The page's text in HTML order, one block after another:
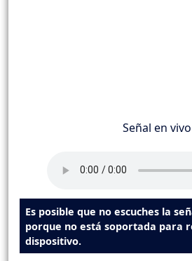
Señal en vivo
Es posible que no escuches la
porque no está soportada para
dispositivo.